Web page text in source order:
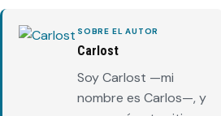
SOBRE EL AUTOR
Carlost
Soy Carlost —mi
nombre es Carlos—, y